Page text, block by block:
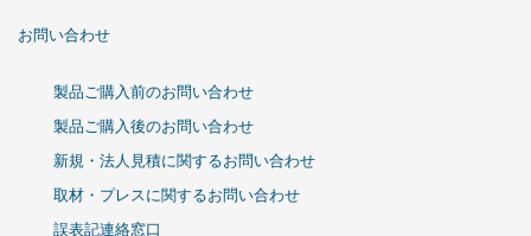
お問い合わせ
製品ご購入前のお問い合わせ
製品ご購入後のお問い合わせ
新規・法人見積に関するお問い合わせ
取材・プレスに関するお問い合わせ
誤表記連絡窓口